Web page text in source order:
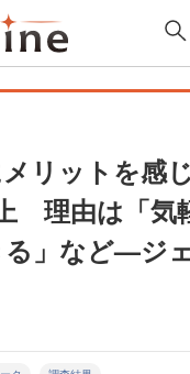
メリットを感
理由は「気
」など—ジ